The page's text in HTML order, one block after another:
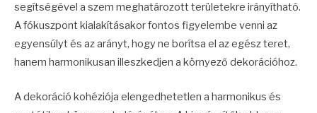
segítségével a szem meghatározott területekre irányítható.
A fókuszpont kialakításakor fontos figyelembe venni az
egyensúlyt és az arányt, hogy ne borítsa el az egész teret,
hanem harmonikusan illeszkedjen a környező dekorációhoz.
A dekoráció kohéziója elengedhetetlen a harmonikus és